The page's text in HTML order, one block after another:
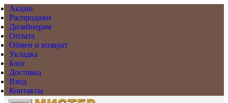
Акции
Распродажи
Дизайнерам
Оплата
Обмен и возврат
Укладка
Блог
Доставка
Вход
Контакты